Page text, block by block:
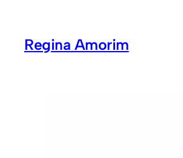
Regina Amorim